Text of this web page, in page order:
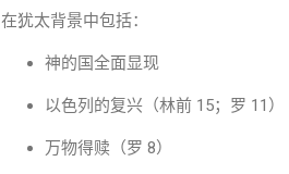
在犹太背景中包括：
神的国全面显现
以色列的复兴（林前 15；罗 11）
万物得赎（罗 8）